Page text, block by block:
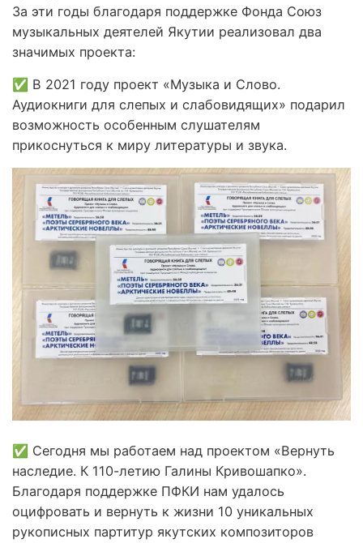
За эти годы благодаря поддержке Фонда Союз
музыкальных деятелей Якутии реализовал два
значимых проекта:
✅ В 2021 году проект «Музыка и Слово.
Аудиокниги для слепых и слабовидящих» подарил
возможность особенным слушателям
прикоснуться к миру литературы и звука.
✅ Сегодня мы работаем над проектом «Вернуть
наследие. К 110-летию Галины Кривошапко».
Благодаря поддержке ПФКИ нам удалось
оцифровать и вернуть к жизни 10 уникальных
рукописных партитур якутских композиторов